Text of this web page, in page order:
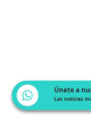
Únete a
Las noticias